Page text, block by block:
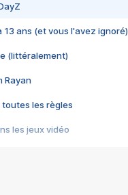
13 ans (et vous l'avez ignoré)
(littéralement)
Rayan
toutes les règles
les jeux vidéo